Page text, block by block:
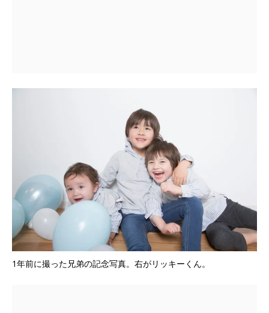
1年前に撮った兄弟の記念写真。右がリッキーくん。